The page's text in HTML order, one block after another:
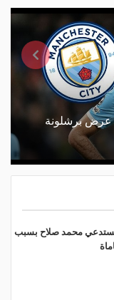
عرض برشلونة
محمد صلاح بسبب